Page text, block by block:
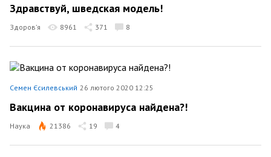
Здравствуй, шведская модель!
Здоров’я 8961 371 8
Семен Єсилевський 26 лютого 2020 12:25
Вакцина от коронавируса найдена?!
Наука 21386 19 4